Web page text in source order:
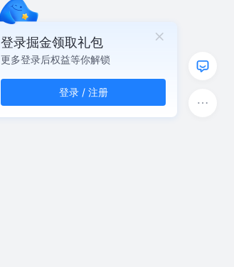
登录掘金领取礼包
更多登录后权益等你解锁
登录 / 注册